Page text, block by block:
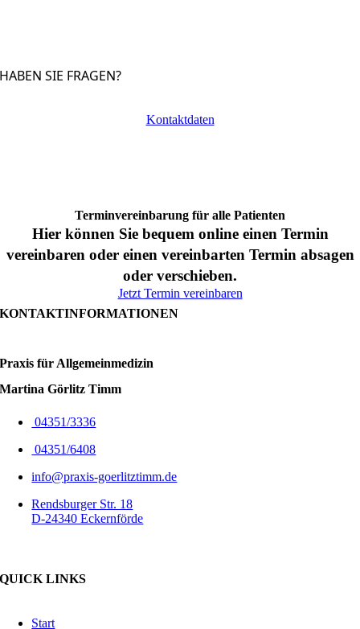
HABEN SIE FRAGEN?
Kontaktdaten
Termin­vereinbarung für alle Patienten
Hier können Sie bequem online einen Termin
vereinbaren oder einen vereinbarten Termin absagen
oder verschieben.
Jetzt Termin vereinbaren
KONTAKTINFORMATIONEN
Praxis für Allgemein­medizin
Martina Görlitz Timm
04351/3336
04351/6408
info@praxis-goerlitztimm.de
Rendsburger Str. 18
D-24340 Eckernförde
QUICK LINKS
Start